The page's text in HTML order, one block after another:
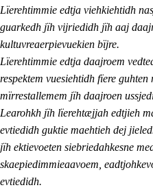
Lïerehtimmie edtja viehkiehtidh
guarkedh jïh vijriedidh jïh aaj
kultuvreaerpievuekien bïjre.
Lïerehtimmie edtja daajroem
respektem vuesiehtidh fïere
mïrrestallemem jïh daajroen
Learohkh jïh lïerehtæjjah edtjieh
evtiedidh guktie maehtieh dej
jïh ektievoeten siebriedahkesne
skaepiedimmieaavoem,
evtiedidh.